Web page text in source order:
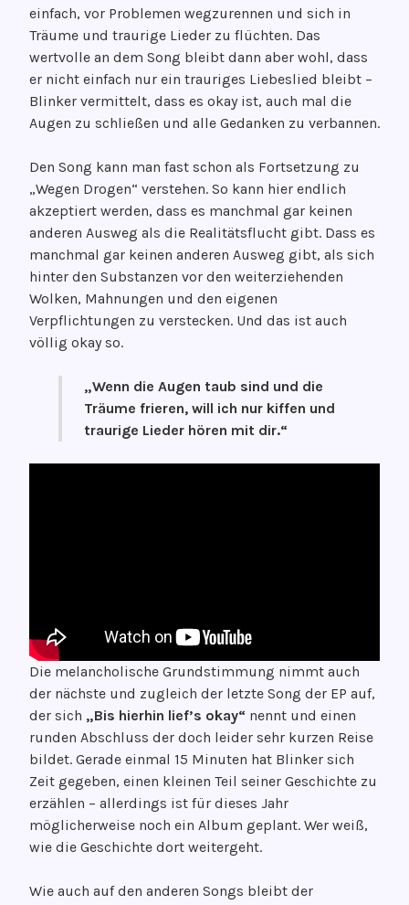
einfach, vor Problemen wegzurennen und sich in
Träume und traurige Lieder zu flüchten. Das
wertvolle an dem Song bleibt dann aber wohl, dass
er nicht einfach nur ein trauriges Liebeslied bleibt –
Blinker vermittelt, dass es okay ist, auch mal die
Augen zu schließen und alle Gedanken zu verbannen.
Den Song kann man fast schon als Fortsetzung zu
„Wegen Drogen“ verstehen. So kann hier endlich
akzeptiert werden, dass es manchmal gar keinen
anderen Ausweg als die Realitätsflucht gibt. Dass es
manchmal gar keinen anderen Ausweg gibt, als sich
hinter den Substanzen vor den weiterziehenden
Wolken, Mahnungen und den eigenen
Verpflichtungen zu verstecken. Und das ist auch
völlig okay so.
„Wenn die Augen taub sind und die
Träume frieren, will ich nur kiffen und
traurige Lieder hören mit dir.“
Die melancholische Grundstimmung nimmt auch
der nächste und zugleich der letzte Song der EP auf,
der sich „Bis hierhin lief’s okay“ nennt und einen
runden Abschluss der doch leider sehr kurzen Reise
bildet. Gerade einmal 15 Minuten hat Blinker sich
Zeit gegeben, einen kleinen Teil seiner Geschichte zu
erzählen – allerdings ist für dieses Jahr
möglicherweise noch ein Album geplant. Wer weiß,
wie die Geschichte dort weitergeht.
Wie auch auf den anderen Songs bleibt der